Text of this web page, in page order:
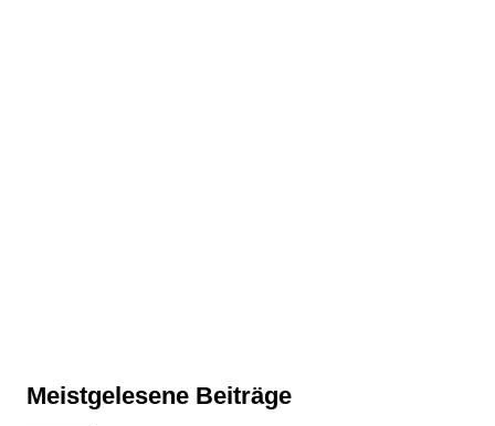
Meistgelesene Beiträge